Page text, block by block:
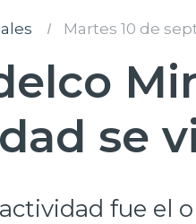
I Martes 10 de
se
fue el